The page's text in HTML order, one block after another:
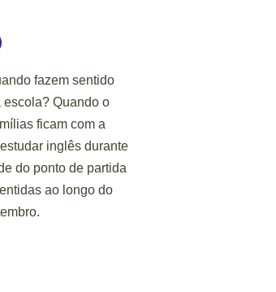
fazem sentido
Quando o
ficam com a
inglês durante
do ponto de partida
ao longo do